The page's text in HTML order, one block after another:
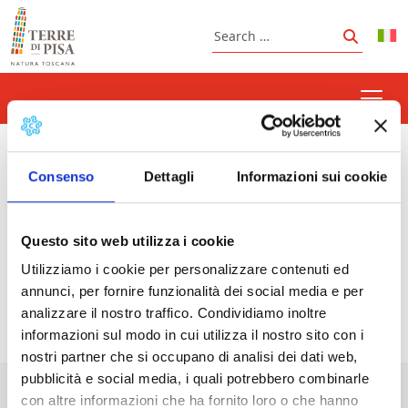
Consenso Dettagli Informazioni sui cookie
Questo sito web utilizza i cookie
Utilizziamo i cookie per personalizzare contenuti ed
annunci, per fornire funzionalità dei social media e per
analizzare il nostro traffico. Condividiamo inoltre
informazioni sul modo in cui utilizza il nostro sito con i
nostri partner che si occupano di analisi dei dati web,
pubblicità e social media, i quali potrebbero combinarle
con altre informazioni che ha fornito loro o che hanno
Skip to content
Search
Search
historical re-enactment
Prossimi eventi
<li>Non ci sono eventi con questo tag</li>